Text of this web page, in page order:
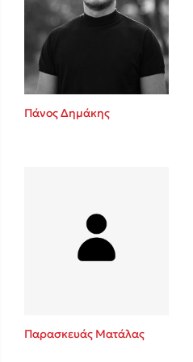
Πάνος Δημάκης
Παρασκευάς Ματάλας